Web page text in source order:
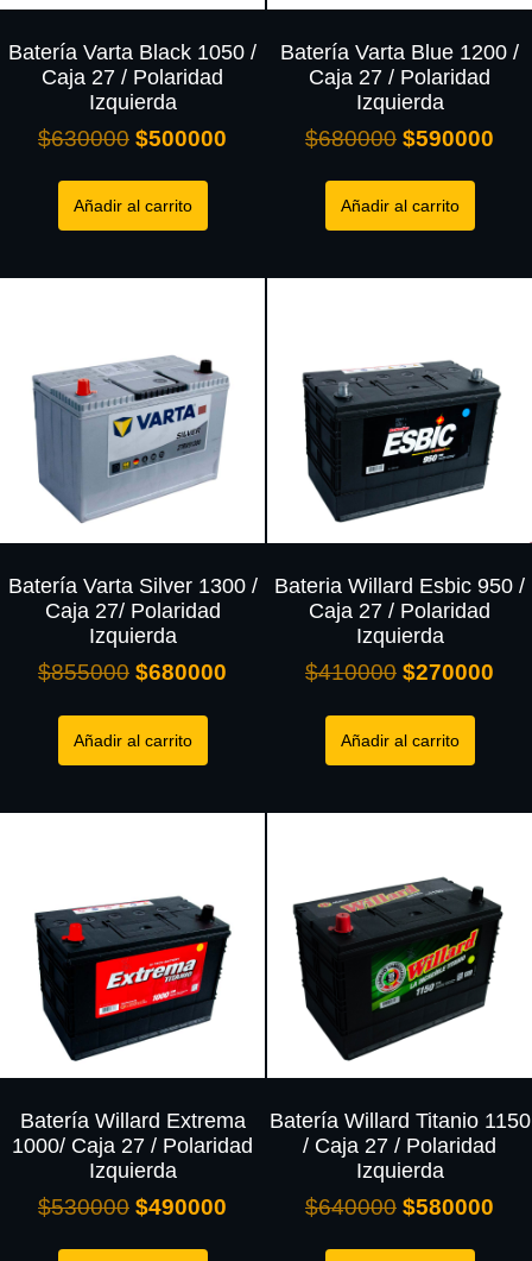
Batería Varta Black 1050 /
Caja 27 / Polaridad
Izquierda
$630000 $500000
Añadir al carrito
Batería Varta Blue 1200 /
Caja 27 / Polaridad
Izquierda
$680000 $590000
Añadir al carrito
Batería Varta Silver 1300 /
Caja 27/ Polaridad
Izquierda
$855000 $680000
Añadir al carrito
Bateria Willard Esbic 950 /
Caja 27 / Polaridad
Izquierda
$410000 $270000
Añadir al carrito
Batería Willard Extrema
1000/ Caja 27 / Polaridad
Izquierda
$530000 $490000
Batería Willard Titanio 1150
/ Caja 27 / Polaridad
Izquierda
$640000 $580000